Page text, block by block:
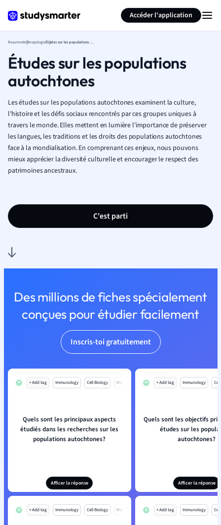
Accéder l'application
ResumesAnthropologie Études sur les populations autochtones
Études sur les populations
autochtones
Les études sur les populations autochtones examinent la culture,
l'histoire et les défis sociaux rencontrés par ces groupes uniques à
travers le monde. Elles mettent en lumière l'importance de préserver
les langues, les traditions et les droits des populations autochtones
face à la mondialisation. En comprenant ces enjeux, nous pouvons
mieux apprécier la diversité culturelle et encourager le respect des
patrimoines ancestraux.
C'est parti
Des millions de fiches spécialement
conçues pour étudier facilement
Inscris-toi gratuitement
+ Add tag Immunology Cell Biology Mo
Quels sont les principaux aspects
étudiés dans les recherches sur les
populations autochtones?
Afficer la réponse
+ Add tag Immunology
Quels sont les objectifs
études sur les
autochtones?
Afficer la réponse
+ Add tag Immunology Cell Biology Mo + Add tag Immunology
Résumer la page